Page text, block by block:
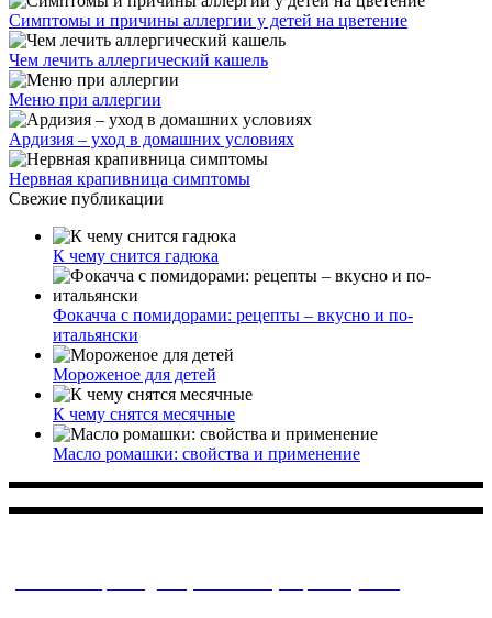
Симптомы и причины аллергии у детей на цветение
Чем лечить аллергический кашель
Меню при аллергии
Ардизия – уход в домашних условиях
Нервная крапивница симптомы
Свежие публикации
К чему снится гадюка
Фокачча с помидорами: рецепты – вкусно и по-
итальянски
Мороженое для детей
К чему снятся месячные
Масло ромашки: свойства и применение